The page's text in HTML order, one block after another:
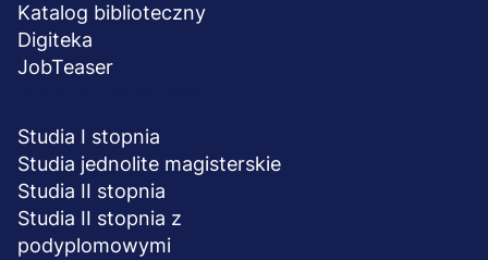
Katalog biblioteczny
Digiteka
JobTeaser
Studia I stopnia
Studia jednolite magisterskie
Studia II stopnia
Studia II stopnia z
podyplomowymi